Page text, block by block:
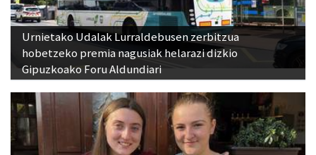
Urnietako Udalak Lurraldebusen zerbitzua
hobetzeko premia nagusiak helarazi dizkio
Gipuzkoako Foru Aldundiari